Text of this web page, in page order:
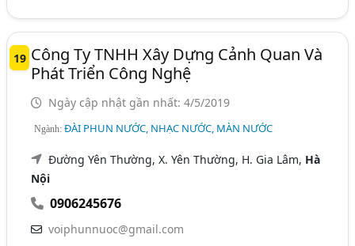
19 Công Ty TNHH Xây Dựng Cảnh Quan Và
Phát Triển Công Nghệ
Ngày cập nhật gần nhất: 4/5/2019
Ngành:ĐÀI PHUN NƯỚC, NHẠC NƯỚC, MÀN NƯỚC
Đường Yên Thường, X. Yên Thường, H. Gia Lâm, Hà
Nội
0906245676
voiphunnuoc@gmail.com